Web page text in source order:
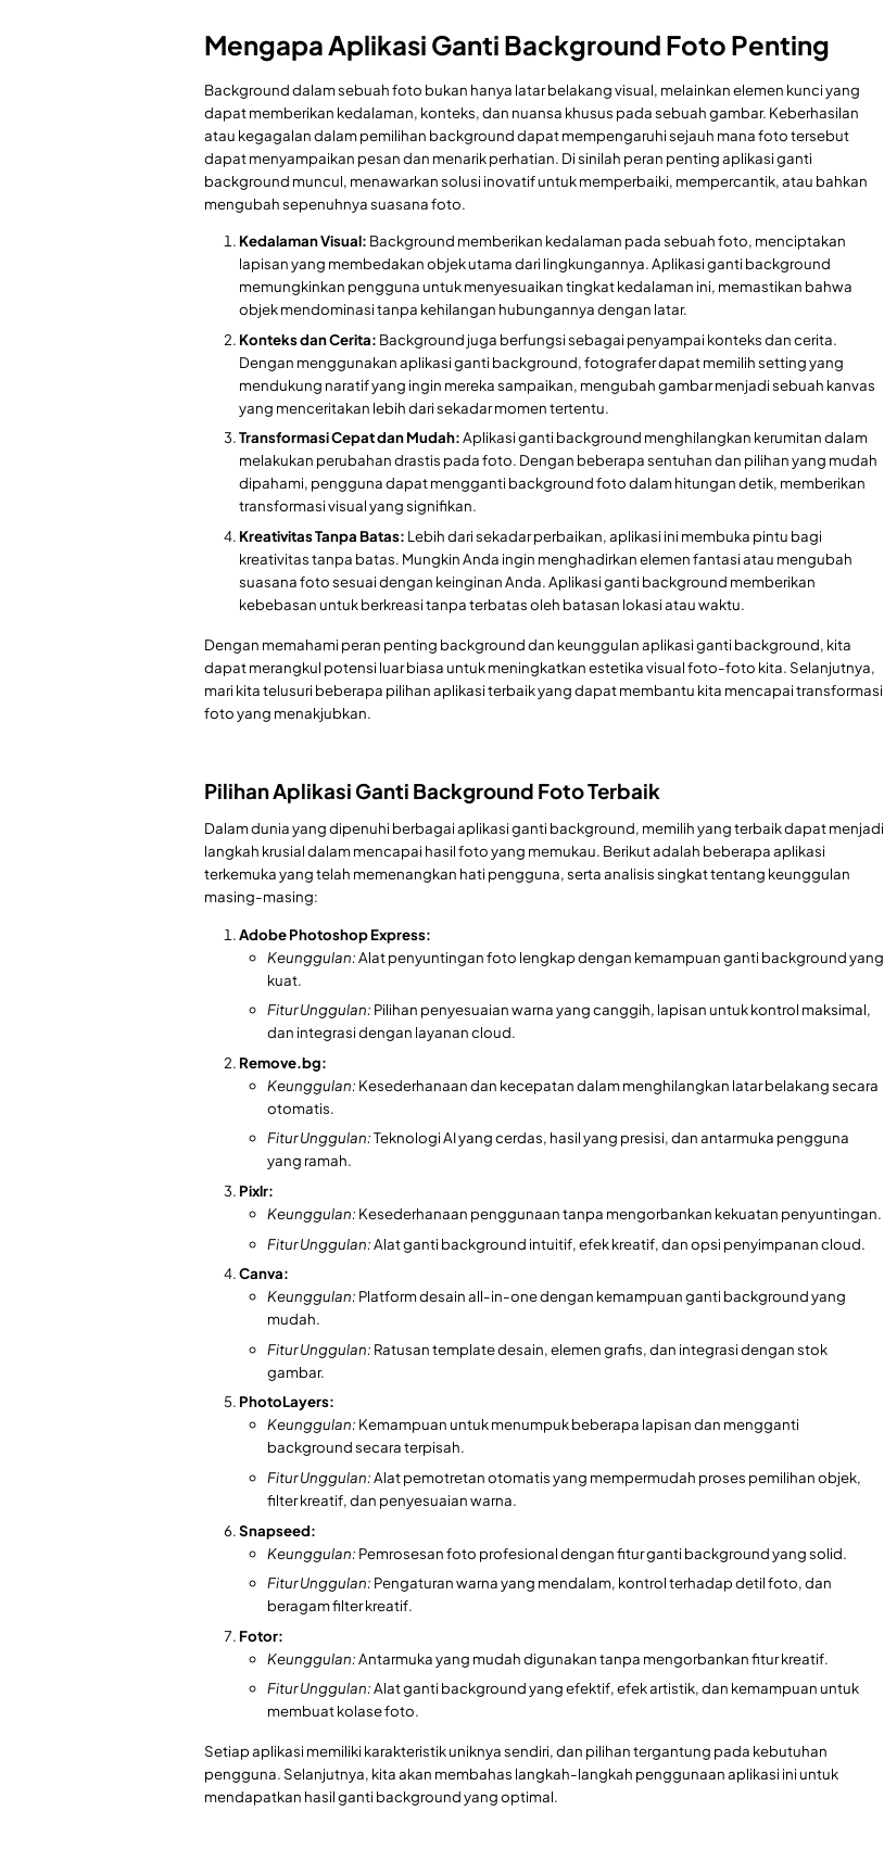
Mengapa Aplikasi Ganti Background Foto Penting
Background dalam sebuah foto bukan hanya latar belakang visual, melainkan elemen kunci yang
dapat memberikan kedalaman, konteks, dan nuansa khusus pada sebuah gambar. Keberhasilan
atau kegagalan dalam pemilihan background dapat mempengaruhi sejauh mana foto tersebut
dapat menyampaikan pesan dan menarik perhatian. Di sinilah peran penting aplikasi ganti
background muncul, menawarkan solusi inovatif untuk memperbaiki, mempercantik, atau bahkan
mengubah sepenuhnya suasana foto.
Kedalaman Visual: Background memberikan kedalaman pada sebuah foto, menciptakan
lapisan yang membedakan objek utama dari lingkungannya. Aplikasi ganti background
memungkinkan pengguna untuk menyesuaikan tingkat kedalaman ini, memastikan bahwa
objek mendominasi tanpa kehilangan hubungannya dengan latar.
Konteks dan Cerita: Background juga berfungsi sebagai penyampai konteks dan cerita.
Dengan menggunakan aplikasi ganti background, fotografer dapat memilih setting yang
mendukung naratif yang ingin mereka sampaikan, mengubah gambar menjadi sebuah kanvas
yang menceritakan lebih dari sekadar momen tertentu.
Transformasi Cepat dan Mudah:Aplikasi ganti background menghilangkan kerumitan dalam
melakukan perubahan drastis pada foto. Dengan beberapa sentuhan dan pilihan yang mudah
dipahami, pengguna dapat mengganti background foto dalam hitungan detik, memberikan
transformasi visual yang signifikan.
Kreativitas Tanpa Batas: Lebih dari sekadar perbaikan, aplikasi ini membuka pintu bagi
kreativitas tanpa batas. Mungkin Anda ingin menghadirkan elemen fantasi atau mengubah
suasana foto sesuai dengan keinginan Anda. Aplikasi ganti background memberikan
kebebasan untuk berkreasi tanpa terbatas oleh batasan lokasi atau waktu.
Dengan memahami peran penting background dan keunggulan aplikasi ganti background, kita
dapat merangkul potensi luar biasa untuk meningkatkan estetika visual foto-foto kita. Selanjutnya,
mari kita telusuri beberapa pilihan aplikasi terbaik yang dapat membantu kita mencapai transformasi
foto yang menakjubkan.
Pilihan Aplikasi Ganti Background Foto Terbaik
Dalam dunia yang dipenuhi berbagai aplikasi ganti background, memilih yang terbaik dapat menjadi
langkah krusial dalam mencapai hasil foto yang memukau. Berikut adalah beberapa aplikasi
terkemuka yang telah memenangkan hati pengguna, serta analisis singkat tentang keunggulan
masing-masing:
Adobe Photoshop Express:
Keunggulan:Alat penyuntingan foto lengkap dengan kemampuan ganti background yang
kuat.
Fitur Unggulan: Pilihan penyesuaian warna yang canggih, lapisan untuk kontrol maksimal,
dan integrasi dengan layanan cloud.
Remove.bg:
Keunggulan: Kesederhanaan dan kecepatan dalam menghilangkan latar belakang secara
otomatis.
Fitur Unggulan:Teknologi AI yang cerdas, hasil yang presisi, dan antarmuka pengguna
yang ramah.
Pixlr:
Keunggulan: Kesederhanaan penggunaan tanpa mengorbankan kekuatan penyuntingan.
Fitur Unggulan:Alat ganti background intuitif, efek kreatif, dan opsi penyimpanan cloud.
Canva:
Keunggulan: Platform desain all-in-one dengan kemampuan ganti background yang
mudah.
Fitur Unggulan: Ratusan template desain, elemen grafis, dan integrasi dengan stok
gambar.
PhotoLayers:
Keunggulan: Kemampuan untuk menumpuk beberapa lapisan dan mengganti
background secara terpisah.
Fitur Unggulan:Alat pemotretan otomatis yang mempermudah proses pemilihan objek,
filter kreatif, dan penyesuaian warna.
Snapseed:
Keunggulan: Pemrosesan foto profesional dengan fitur ganti background yang solid.
Fitur Unggulan: Pengaturan warna yang mendalam, kontrol terhadap detil foto, dan
beragam filter kreatif.
Fotor:
Keunggulan:Antarmuka yang mudah digunakan tanpa mengorbankan fitur kreatif.
Fitur Unggulan:Alat ganti background yang efektif, efek artistik, dan kemampuan untuk
membuat kolase foto.
Setiap aplikasi memiliki karakteristik uniknya sendiri, dan pilihan tergantung pada kebutuhan
pengguna. Selanjutnya, kita akan membahas langkah-langkah penggunaan aplikasi ini untuk
mendapatkan hasil ganti background yang optimal.